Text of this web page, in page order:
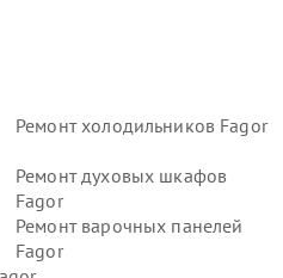
Ремонт холодильников Fagor
Ремонт духовых шкафов
Fagor
Ремонт варочных панелей
Fagor